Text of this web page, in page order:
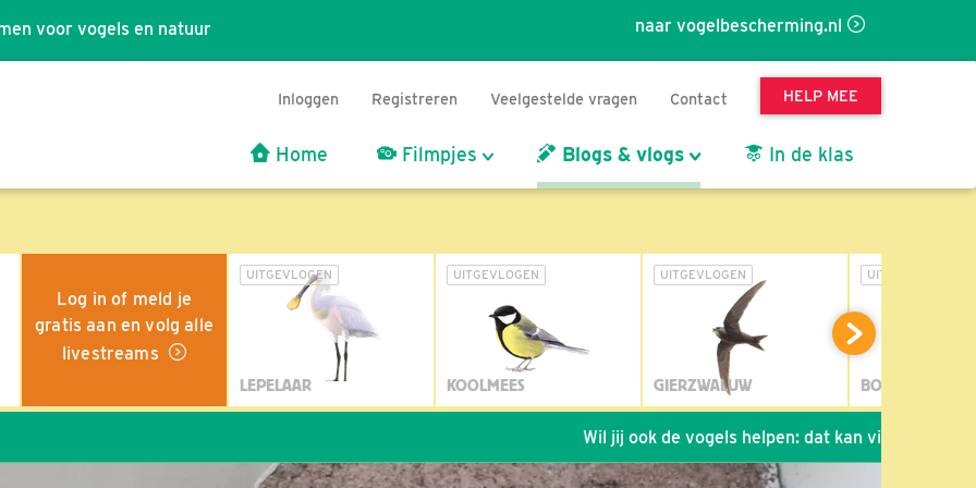
naar vogelbescherming.nl
voor vogels en natuur
Inloggen Registreren Veelgestelde vragen Contact HELP MEE
Home Filmpjes Blogs & vlogs In de klas
Log in of meld je
gratis aan en volg alle
livestreams
UITGEVLOGEN
LEPELAAR
UITGEVLOGEN
KOOLMEES
UITGEVLOGEN
GIERZWALUW
UITGEVLOGEN
BOSUIL
Wil jij ook de vogels helpen: dat kan via de link!